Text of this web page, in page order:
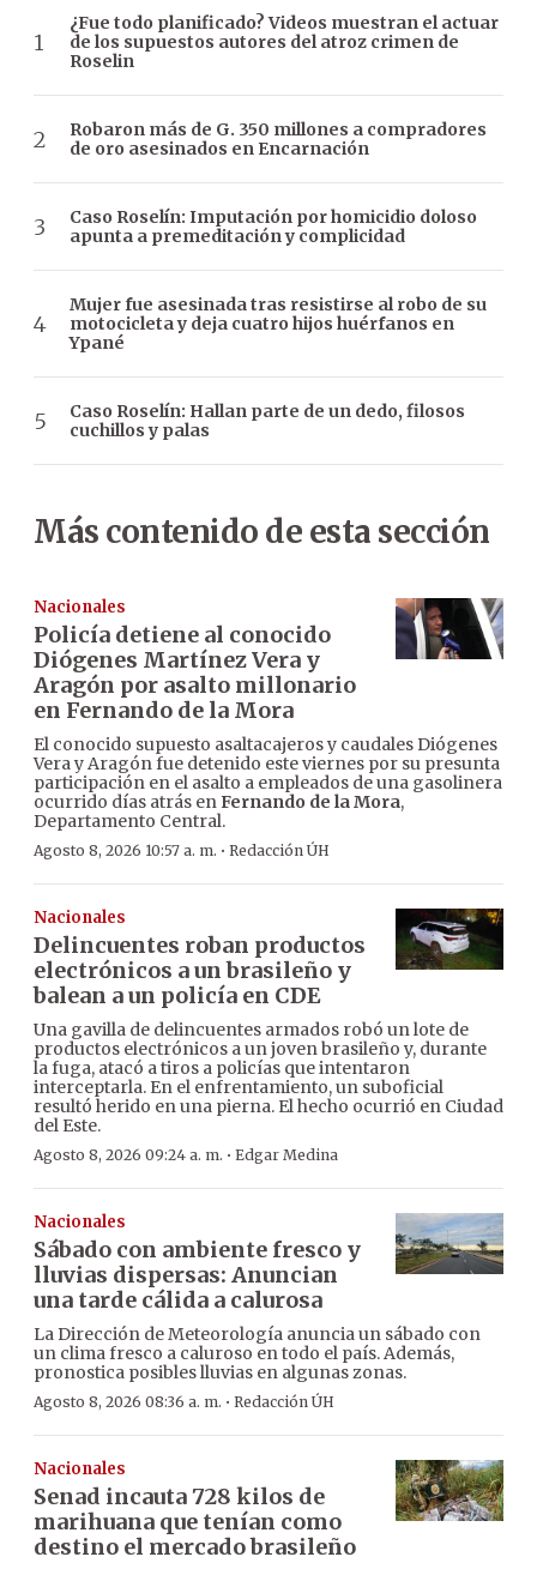
¿Fue todo planificado? Videos muestran el actuar
de los supuestos autores del atroz crimen de
Roselin
Robaron más de G. 350 millones a compradores
de oro asesinados en Encarnación
Caso Roselín: Imputación por homicidio doloso
apunta a premeditación y complicidad
Mujer fue asesinada tras resistirse al robo de su
motocicleta y deja cuatro hijos huérfanos en
Ypané
Caso Roselín: Hallan parte de un dedo, filosos
cuchillos y palas
Más contenido de esta sección
Nacionales
Policía detiene al conocido
Diógenes Martínez Vera y
Aragón por asalto millonario
en Fernando de la Mora
El conocido supuesto asaltacajeros y caudales Diógenes
Vera y Aragón fue detenido este viernes por su presunta
participación en el asalto a empleados de una gasolinera
ocurrido días atrás enFernando de la Mora,
Departamento Central.
Agosto 8, 2026 10:57 a. m. · Redacción ÚH
Nacionales
Delincuentes roban productos
electrónicos a un brasileño y
balean a un policía en CDE
Una gavilla de delincuentes armados robó un lote de
productos electrónicos a un joven brasileño y, durante
la fuga, atacó a tiros a policías que intentaron
interceptarla. En el enfrentamiento, un suboficial
resultó herido en una pierna. El hecho ocurrió en Ciudad
del Este.
Agosto 8, 2026 09:24 a. m. · Edgar Medina
Nacionales
Sábado con ambiente fresco y
lluvias dispersas: Anuncian
una tarde cálida a calurosa
La Dirección de Meteorología anuncia un sábado con
un clima fresco a caluroso en todo el país. Además,
pronostica posibles lluvias en algunas zonas.
Agosto 8, 2026 08:36 a. m. · Redacción ÚH
Nacionales
Senad incauta 728 kilos de
marihuana que tenían como
destino el mercado brasileño